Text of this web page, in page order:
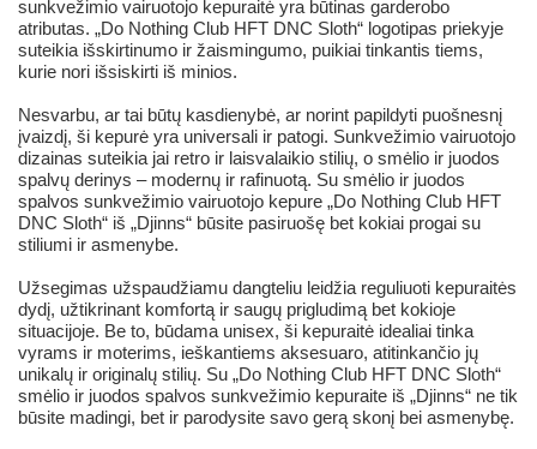
sunkvežimio vairuotojo kepuraitė yra būtinas garderobo
atributas. „Do Nothing Club HFT DNC Sloth“ logotipas priekyje
suteikia išskirtinumo ir žaismingumo, puikiai tinkantis tiems,
kurie nori išsiskirti iš minios.
Nesvarbu, ar tai būtų kasdienybė, ar norint papildyti puošnesnį
įvaizdį, ši kepurė yra universali ir patogi. Sunkvežimio vairuotojo
dizainas suteikia jai retro ir laisvalaikio stilių, o smėlio ir juodos
spalvų derinys – modernų ir rafinuotą. Su smėlio ir juodos
spalvos sunkvežimio vairuotojo kepure „Do Nothing Club HFT
DNC Sloth“ iš „Djinns“ būsite pasiruošę bet kokiai progai su
stiliumi ir asmenybe.
Užsegimas užspaudžiamu dangteliu leidžia reguliuoti kepuraitės
dydį, užtikrinant komfortą ir saugų prigludimą bet kokioje
situacijoje. Be to, būdama unisex, ši kepuraitė idealiai tinka
vyrams ir moterims, ieškantiems aksesuaro, atitinkančio jų
unikalų ir originalų stilių. Su „Do Nothing Club HFT DNC Sloth“
smėlio ir juodos spalvos sunkvežimio kepuraite iš „Djinns“ ne tik
būsite madingi, bet ir parodysite savo gerą skonį bei asmenybę.